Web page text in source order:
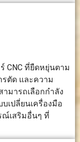
ย รูป
ที่ซับ
ละ
บัติ
ส่วน
การ
ำสูง
ลวดลาย
ขนาดเล็ก
และงาน
แกะสลักที่มี
รายละเอียด
สูง
CNC ที่ยืดหยุ่นตาม
ตัด และความ
มารถเลือกกำลัง
เปลี่ยนเครื่องมือ
ณ์เสริมอื่นๆ ที่